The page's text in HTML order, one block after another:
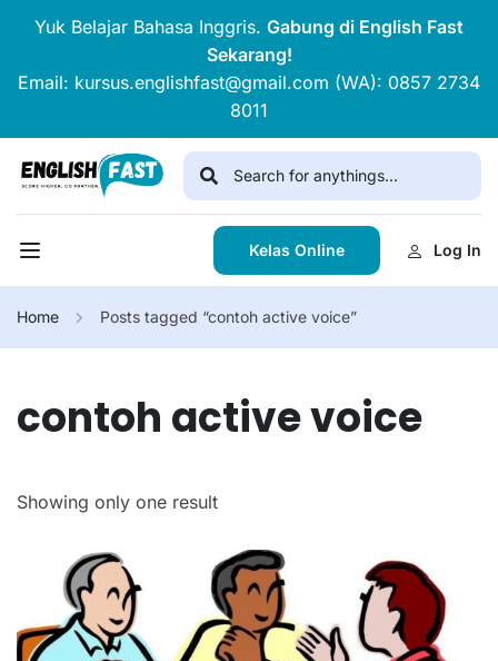
Yuk Belajar Bahasa Inggris. Gabung di English Fast
Sekarang!
Email: kursus.englishfast@gmail.com (WA): 0857 2734
8011
Kelas Online Log In
Home Posts tagged “contoh active voice”
contoh active voice
Showing only one result